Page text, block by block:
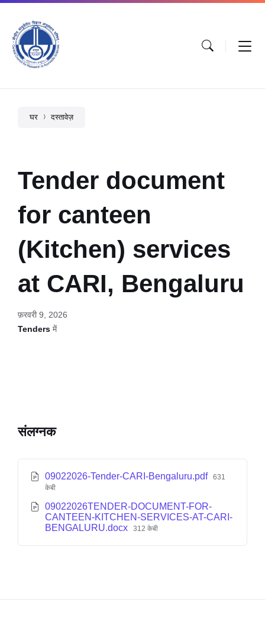
घर दस्तावेज़
Tender document
for canteen
(Kitchen) services
at CARI, Bengaluru
फ़रवरी 9, 2026
Tenders में
संलग्नक
09022026-Tender-CARI-Bengaluru.pdf 631
केबी
09022026TENDER-DOCUMENT-FOR-
CANTEEN-KITCHEN-SERVICES-AT-CARI-
BENGALURU.docx
312 केबी